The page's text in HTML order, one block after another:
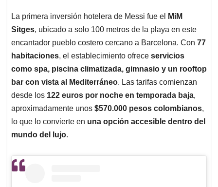
La primera inversión hotelera de Messi fue el
MiM
Sitges, ubicado a solo 100 metros de la playa en este
encantador pueblo costero cercano a Barcelona. Con 77
habitaciones, el establecimiento ofrece servicios
como spa, piscina climatizada, gimnasio y un rooftop
bar con vista al Mediterráneo. Las tarifas comienzan
desde los 122 euros por noche en temporada baja,
aproximadamente unos $570.000 pesos colombianos,
lo que lo convierte en una opción accesible dentro del
mundo del lujo.